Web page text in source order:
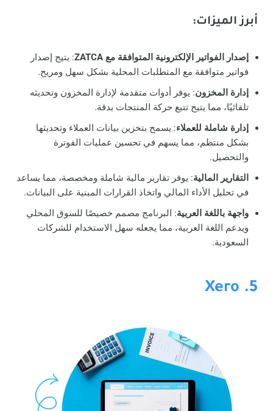
أبرز الميزات:
إصدار الفواتير الإلكترونية المتوافقة مع ZATCA
: يتيح إصدار
فواتير متوافقة مع المتطلبات المحلية بشكل سهل ومريح.
إدارة المخزون: يوفر أدوات متقدمة لإدارة المخزون وتحديثه
تلقائيًا، مما يتيح تتبع حركة المنتجات بدقة.
إدارة شاملة للعملاء: يسمح بتخزين بيانات العملاء وتحديثها
بشكل منتظم، مما يسهم في تحسين عمليات الفوترة
والتحصيل.
التقارير المالية: يوفر تقارير مالية شاملة ومخصصة، مما يساعد
في تحليل الأداء المالي واتخاذ القرارات المبنية على البيانات.
واجهة باللغة العربية: البرنامج مصمم خصيصًا للسوق المحلي
ويدعم اللغة العربية، مما يجعله سهل الاستخدام للشركات
السعودية.
5. Xero